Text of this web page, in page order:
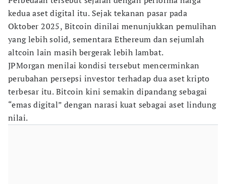
kedua aset digital itu. Sejak tekanan pasar pada
Oktober 2025, Bitcoin dinilai menunjukkan pemulihan
yang lebih solid, sementara Ethereum dan sejumlah
altcoin lain masih bergerak lebih lambat.
JPMorgan menilai kondisi tersebut mencerminkan
perubahan persepsi investor terhadap dua aset kripto
terbesar itu. Bitcoin kini semakin dipandang sebagai
“emas digital” dengan narasi kuat sebagai aset lindung
nilai.